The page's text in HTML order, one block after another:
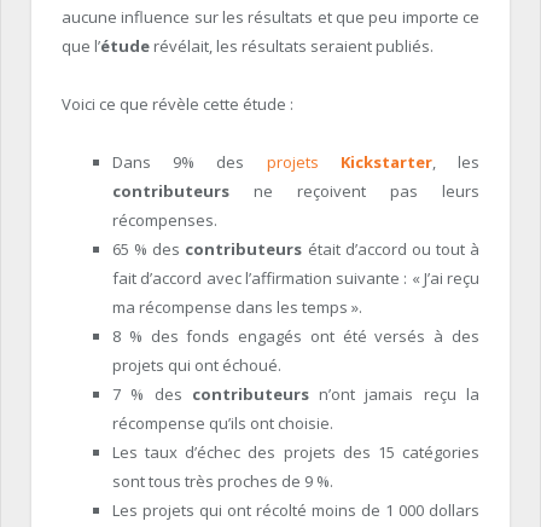
aucune influence sur les résultats et que peu importe ce
que l’étude révélait, les résultats seraient publiés.
Voici ce que révèle cette étude :
Dans 9% des projets Kickstarter, les
contributeurs ne reçoivent pas leurs
récompenses.
65 % des contributeurs était d’accord ou tout à
fait d’accord avec l’affirmation suivante : « J’ai reçu
ma récompense dans les temps ».
8 % des fonds engagés ont été versés à des
projets qui ont échoué.
7 % des contributeursn’ont jamais reçu la
récompense qu’ils ont choisie.
Les taux d’échec des projets des 15 catégories
sont tous très proches de 9 %.
Les projets qui ont récolté moins de 1 000 dollars